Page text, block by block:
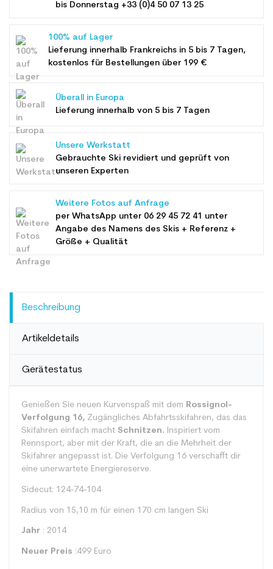
bis Donnerstag +33 (0)4 50 07 13 25
100% auf Lager
Lieferung innerhalb Frankreichs in 5 bis 7 Tagen,
kostenlos für Bestellungen über 199 €
Überall in Europa
Lieferung innerhalb von 5 bis 7 Tagen
Unsere Werkstatt
Gebrauchte Ski revidiert und geprüft von
unseren Experten
Weitere Fotos auf Anfrage
per WhatsApp unter 06 29 45 72 41 unter
Angabe des Namens des Skis + Referenz +
Größe + Qualität
Beschreibung
Artikeldetails
Gerätestatus
Genießen Sie neuen Kurvenspaß mit dem Rossignol-
Verfolgung 16, Zugängliches Abfahrtsskifahren, das das
Skifahren einfach macht Schnitzen. Inspiriert vom
Rennsport, aber mit der Kraft, die an die Mehrheit der
Skifahrer angepasst ist. Die Verfolgung 16 verschafft dir
eine unerwartete Energiereserve.
Sidecut: 124-74-104
Radius von 15,10 m für einen 170 cm langen Ski
Jahr : 2014
Neuer Preis :499 Euro